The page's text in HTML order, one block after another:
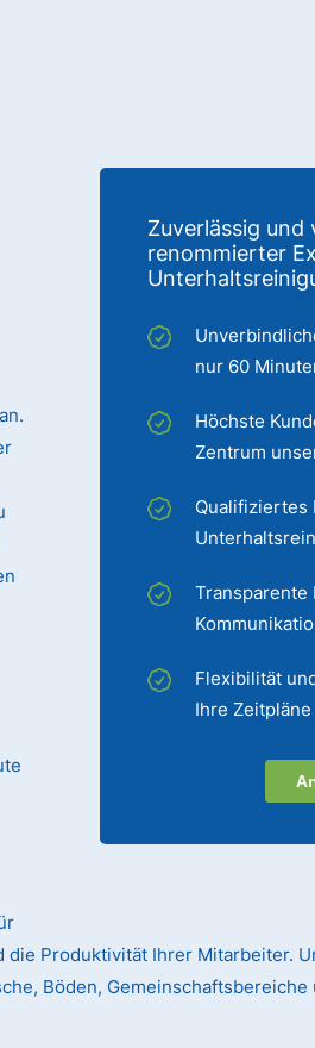
Zuverlässig
renommierter
nur 60
Höchste
Zentrum
Qualifiziertes
Transparente
Flexibilität
Ihre Zeitpläne
Produktivität Ihrer Mitarbeiter.
Böden,